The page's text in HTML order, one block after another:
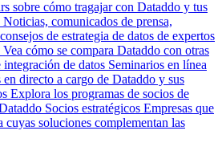
sobre cómo tragajar con Dataddo y tus
Noticias, comunicados de prensa,
de estrategia de datos de expertos
Vea cómo se compara Dataddo con otras
integración de datos Seminarios en línea
directo a cargo de Dataddo y sus
Explora los programas de socios de
Socios estratégicos Empresas que
cuyas soluciones complementan las